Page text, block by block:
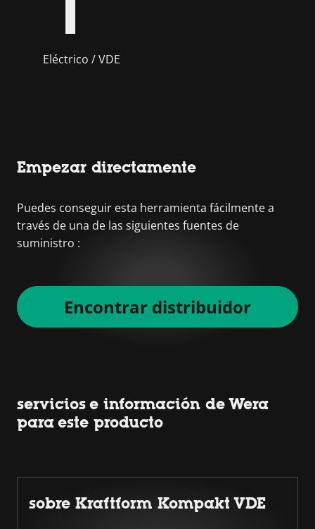
Eléctrico / VDE
Empezar directamente
Puedes conseguir esta herramienta fácilmente a
través de una de las siguientes fuentes de
suministro :
Encontrar distribuidor
servicios e información de Wera
para este producto
sobre Kraftform Kompakt VDE